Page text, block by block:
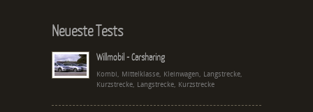
Neueste Tests
Willmobil - Carsharing
Kombi, Mittelklasse, Kleinwagen, Langstrecke,
Kurzstrecke, Langstrecke, Kurzstrecke